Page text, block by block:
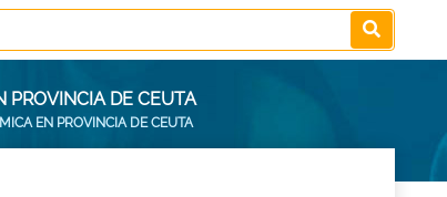
PROVINCIA DE CEUTA
EN PROVINCIA DE CEUTA